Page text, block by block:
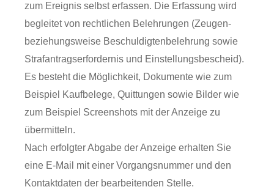
zum Ereignis selbst erfassen. Die Erfassung wird
begleitet von rechtlichen Belehrungen (Zeugen-
beziehungsweise Beschuldigtenbelehrung sowie
Strafantragserfordernis und Einstellungsbescheid).
Es besteht die Möglichkeit, Dokumente wie zum
Beispiel Kaufbelege, Quittungen sowie Bilder wie
zum Beispiel Screenshots mit der Anzeige zu
übermitteln.
Nach erfolgter Abgabe der Anzeige erhalten Sie
eine E-Mail mit einer Vorgangsnummer und den
Kontaktdaten der bearbeitenden Stelle.